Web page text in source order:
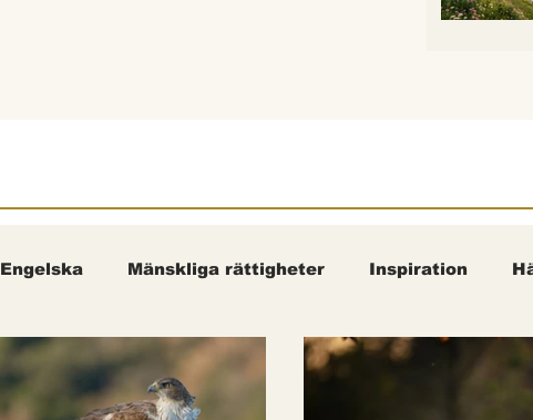
Engelska Mänskliga rättigheter Inspiration
Kvinnors rättigheter Klimatmål Förnybar